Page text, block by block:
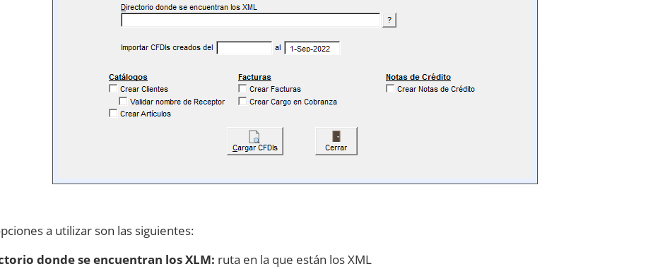
a utilizar son las siguientes:
donde se encuentran los XLM: ruta en la que están los XML